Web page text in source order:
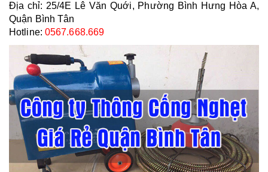
Địa chỉ: 25/4E Lê Văn Quới, Phường Bình Hưng Hòa A,
Quận Bình Tân
Hotline: 0567.668.669